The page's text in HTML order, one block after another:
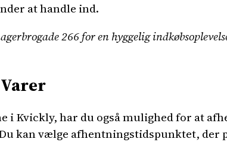
at handle ind.
266 for en hyggelig
i Kvickly, har du også mulighed for at
kan vælge afhentningstidspunktet, der